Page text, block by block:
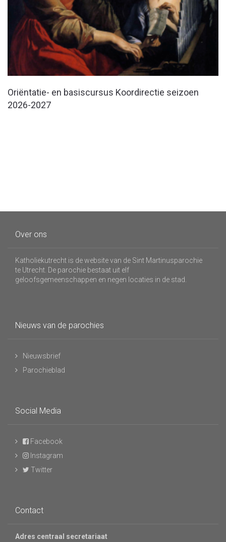
Oriëntatie- en basiscursus Koordirectie seizoen
2026-2027
Over ons
Katholiekutrecht is de website van de Sint Martinusparochie
te Utrecht. De parochie bestaat uit elf
geloofsgemeenschappen en negen locaties in de stad.
Nieuws van de parochies
Nieuwsbrief
Parochieblad
Social Media
Facebook
Instagram
Twitter
Contact
Adres centraal secretariaat